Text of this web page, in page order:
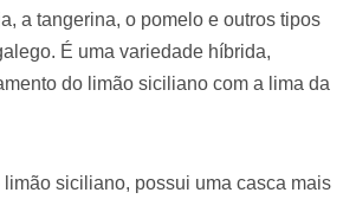
a tangerina, o pomelo e outros tipos
É uma variedade híbrida,
do limão siciliano com a lima da
limão siciliano, possui uma casca mais